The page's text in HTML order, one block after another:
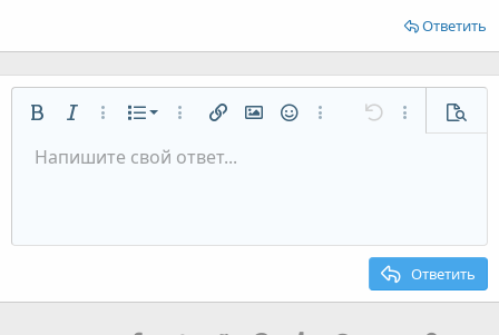
Ответить
ЖирныйКурсивДополнительно...
Список Нумерованный список
Маркированный список
Дополнительно...
Вставить ссылку
Вставить изображение
СмайлыДополнительно...
Отменить
Размер шрифта
9
Цвет текста
Шрифт Arial
Зачёркнутый
Подчёркнутый
Однострочный код
ВыравниваниеПо левому краю
Формат параграфа
Обычный
Заголовок 2
ЦитатаМедиаВставить таблицу
Вставить горизонтальную линию
Спойлер
Код
Повторить
Переключить режим работы редактора
Удалить форматирование
ЧерновикиСохранить черновик
Напишите свой ответ...
Ответить